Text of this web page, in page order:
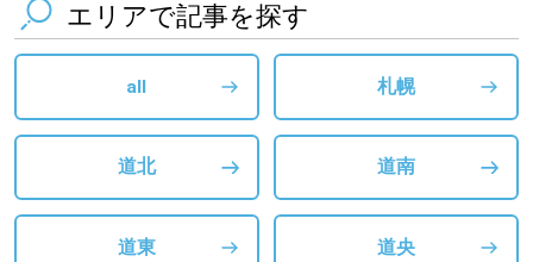
エリアで記事を探す
all 札幌
道北 道南
道東 道央